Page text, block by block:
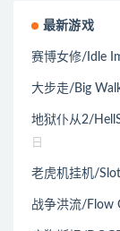
最新游戏
赛博女修/Idle
大步走/Big
地狱仆从2/
日
老虎机挂机/
战争洪流/Flow